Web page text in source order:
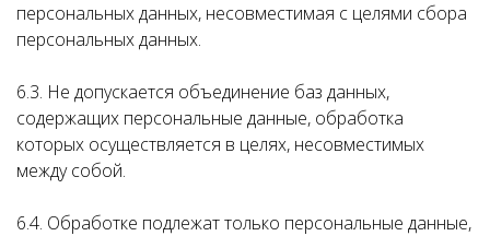
персональных данных, несовместимая с целями сбора
персональных данных.
6.3. Не допускается объединение баз данных,
содержащих персональные данные, обработка
которых осуществляется в целях, несовместимых
между собой.
6.4. Обработке подлежат только персональные данные,